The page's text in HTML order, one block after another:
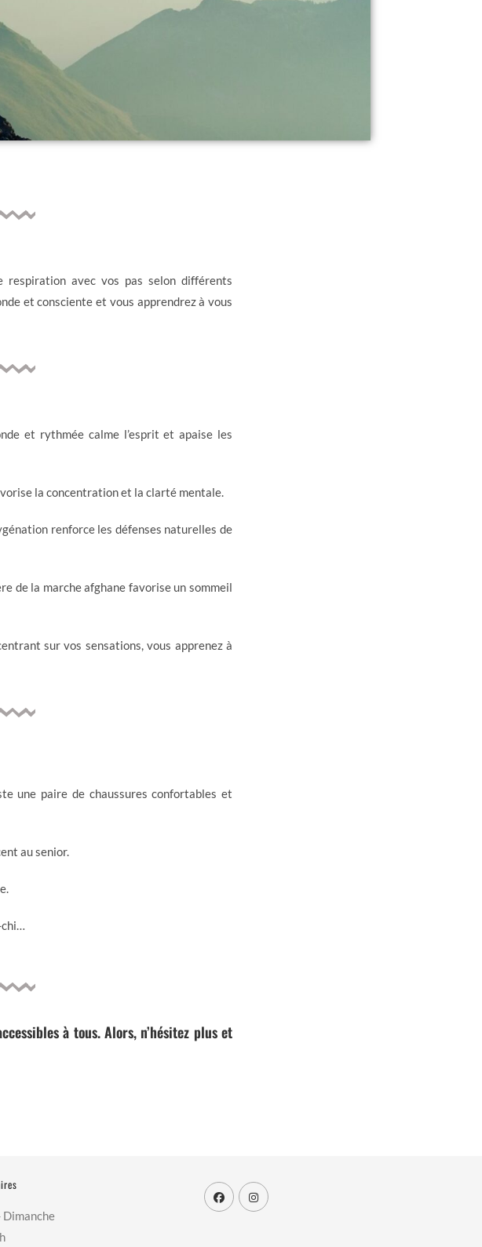
respiration avec vos pas selon différents
et consciente et vous apprendrez à vous
et rythmée calme l’esprit et apaise les
la concentration et la clarté mentale.
renforce les défenses naturelles de
de la marche afghane favorise un sommeil
sur vos sensations, vous apprenez à
une paire de chaussures confortables et
au senior.
chi…
à tous. Alors, n’hésitez plus et
Dimanche